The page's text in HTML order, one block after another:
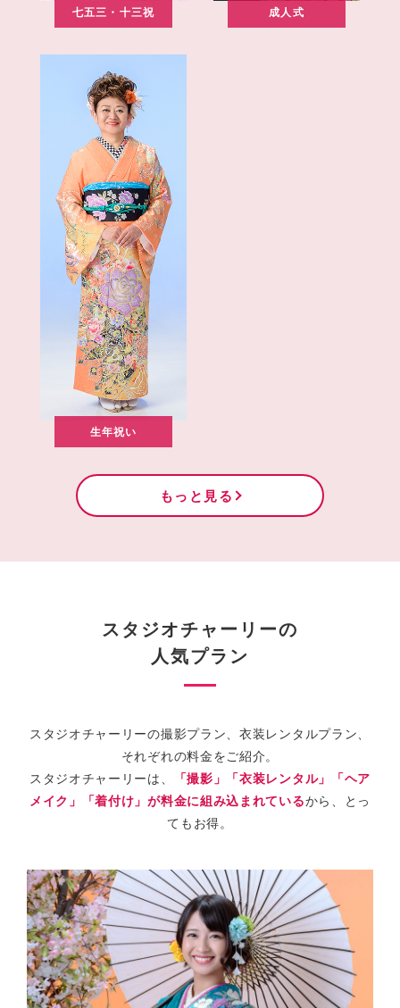
七五三・十三祝 成人式
生年祝い
もっと見る
スタジオチャーリーの
人気プラン
スタジオチャーリーの撮影プラン、衣装レンタルプラン、
それぞれの料金をご紹介。
スタジオチャーリーは、
「撮影」「衣装レンタル」「ヘア
メイク」「着付け」が料金に組み込まれているから、とっ
てもお得。